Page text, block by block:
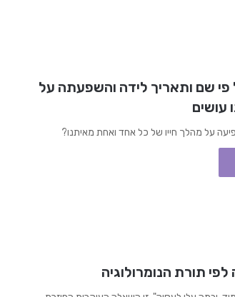
פי שם ותאריך לידה והשפעתה על
עושים
על מהלך חייו של כל אחד ואחת מאיתנו?
תורת הנומרולוגיה